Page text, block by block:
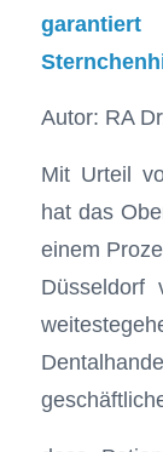
Autor: RA
Mit Urteil
hat das
einem